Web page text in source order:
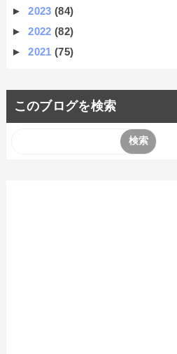
►2023(84)
►2022(82)
►2021(75)
このブログを検索